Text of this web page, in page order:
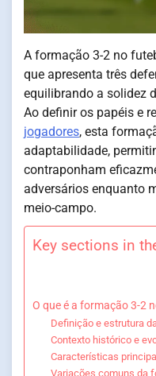
A formação 3-2 no
que apresenta três
equilibrando a solidez
Ao definir os papéis e
jogadores, esta
adaptabilidade,
contraponham
adversários enquanto
meio-campo.
Key sections in
O que é a formação 3-2
Definição e estrutura
Contexto histórico e
Características
Variações comuns da